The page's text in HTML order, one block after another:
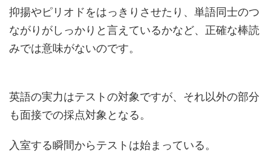
抑揚やピリオドをはっきりさせたり、単語同士のつ
ながりがしっかりと言えているかなど、正確な棒読
みでは意味がないのです。
英語の実力はテストの対象ですが、それ以外の部分
も面接での採点対象となる。
入室する瞬間からテストは始まっている。